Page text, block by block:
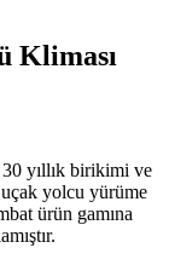
Kliması
yıllık birikimi ve
yolcu yürüme
ürün gamına